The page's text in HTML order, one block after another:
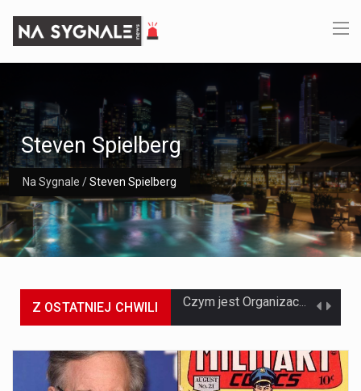
Na Sygnale /Steven Spielberg
Steven Spielberg
Z OSTATNIEJ CHWILI Jaką dynamikę wzrostu PKB przewidują prognozy gospodarcze dla Polski w 2026 roku? Prognozy dotyczące gospodarki Polski na rok 2026 sugerują, że Produkt Krajowy Brutto (PKB)…
Co to jest serwis Aktualności Polska dzisiaj? Serwis Aktualności Polska dzisiaj to żywy i nowoczesny portal, który dostarcza najświeższe wieści z kraju i zagranicy. Obejmuje…